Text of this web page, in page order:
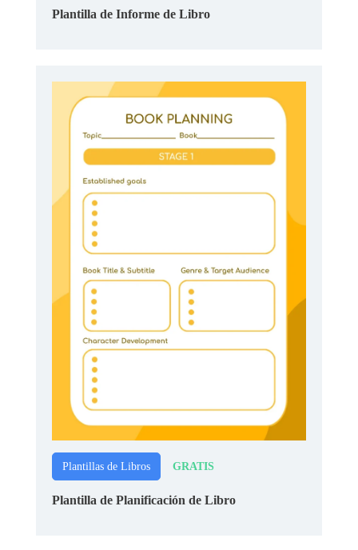
Plantilla de Informe de Libro
Plantillas de Libros GRATIS
Plantilla de Planificación de Libro